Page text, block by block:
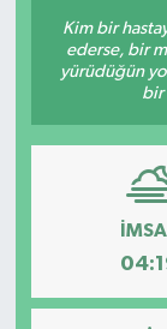
Kim bir
ederse, bir
yürüdüğün
bir
SAĞLIK
DÜNYA
EĞİTİM
TURİZM